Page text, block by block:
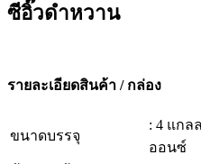
ซีอิ๊วดำหวาน
รายละเอียดสินค้า / กล่อง
ขนาดบรรจุ
: 4 แกล
ออนซ์